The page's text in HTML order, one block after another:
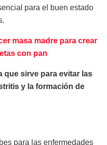
para el buen estado
masa madre para crear
con pan
que sirve para evitar las
y la formación de
para las enfermedades